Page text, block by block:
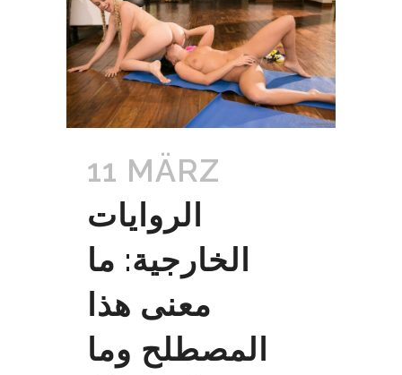
11 MÄRZ
الروايات
الخارجية: ما
معنى هذا
المصطلح وما